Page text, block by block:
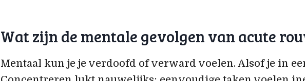
Wat zijn de mentale gevolgen van acute
Mentaal kun je je verdoofd of verward voelen. Alsof je in